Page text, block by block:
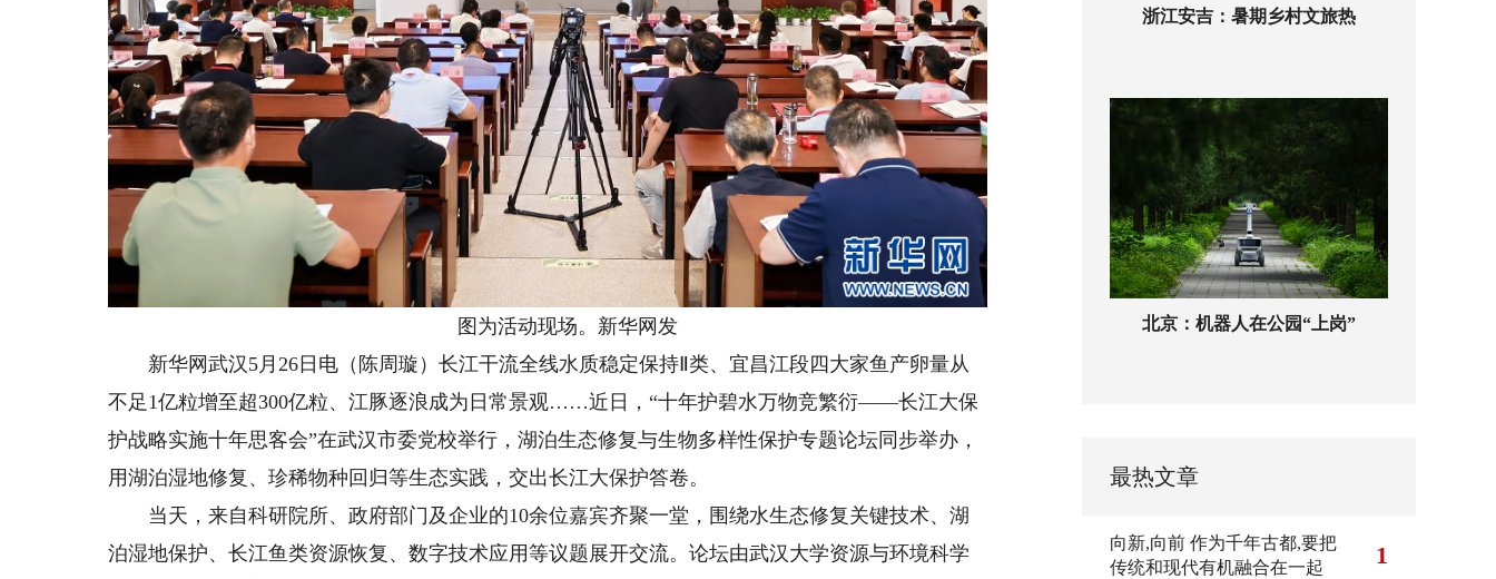
图为活动现场。新华网发
新华网武汉5月26日电（陈周璇）长江干流全线水质稳定保持Ⅱ类、宜昌江段四大家鱼产卵量从
不足1亿粒增至超300亿粒、江豚逐浪成为日常景观……近日，“十年护碧水万物竞繁衍——长江大保
护战略实施十年思客会”在武汉市委党校举行，湖泊生态修复与生物多样性保护专题论坛同步举办，
用湖泊湿地修复、珍稀物种回归等生态实践，交出长江大保护答卷。
当天，来自科研院所、政府部门及企业的10余位嘉宾齐聚一堂，围绕水生态修复关键技术、湖
泊湿地保护、长江鱼类资源恢复、数字技术应用等议题展开交流。论坛由武汉大学资源与环境科学
浙江安吉：暑期乡村文旅热
北京：机器人在公园“上岗”
最热文章
向新,向前 作为千年古都,要把
传统和现代有机融合在一起
1